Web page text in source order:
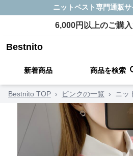
ニットベスト専門通販サ
6,000円以上のご購
Bestnito
新着商品 商品を検索
Bestnito TOP › ピンクの一覧 › ニッ